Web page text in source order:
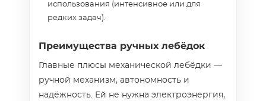
использования (интенсивное или для
редких задач).
Преимущества ручных лебёдок
Главные плюсы механической лебёдки —
ручной механизм, автономность и
надёжность. Ей не нужна электроэнергия,